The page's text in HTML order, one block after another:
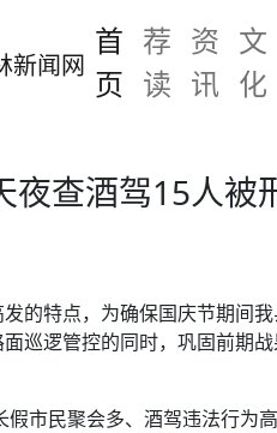
首
页
荐
读
资
讯
文
化
夜查酒驾15人被
的特点，为确保国庆节期间
巡逻管控的同时，巩固前期
假市民聚会多、酒驾违法行为